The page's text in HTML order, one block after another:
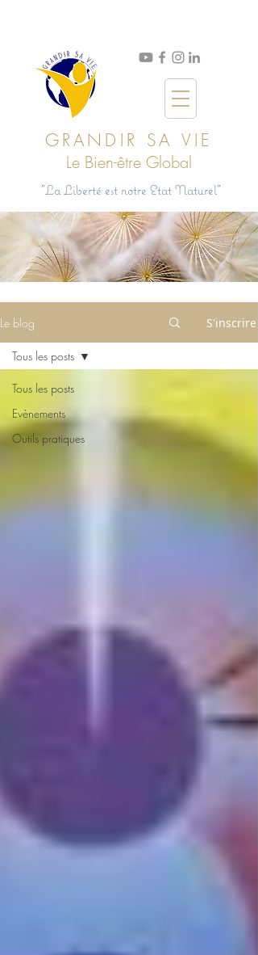
GRANDIR SA VIE
Le Bien-être Global
"La Liberté est notre Etat Naturel"
Le blog S'inscrire
Tous les posts
Evènements
Outils pratiques
Tous les posts